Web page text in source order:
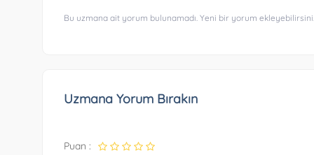
Bu uzmana ait yorum bulunamadı. Yeni bir yorum
Uzmana Yorum Bırakın
Puan :